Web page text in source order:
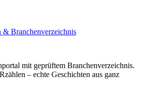
& Branchenverzeichnis
mit geprüftem Branchenverzeichnis.
– echte Geschichten aus ganz